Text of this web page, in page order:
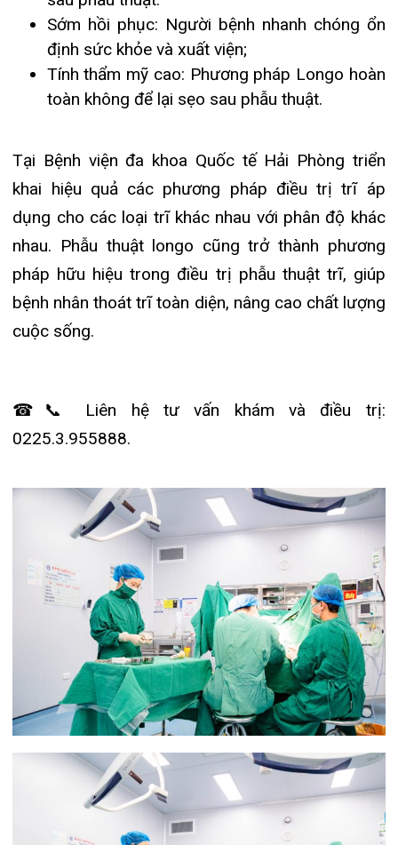
nhau. Phẫu thuật longo cũng trở thành phương
pháp hữu hiệu trong điều trị phẫu thuật trĩ, giúp
bệnh nhân thoát trĩ toàn diện, nâng cao chất lượng
cuộc sống.
☎📞 Liên hệ tư vấn khám và điều trị:
0225.3.955888.
Tin mới nhất
THÔNG BÁO THAY ĐỔI GIỜ LÀM
VIỆC
31/07/2026
TRẢI NGHIỆM Y TẾ CHUẨN QUỐC
TẾ CHẠM ĐẾN TRÁI TI...